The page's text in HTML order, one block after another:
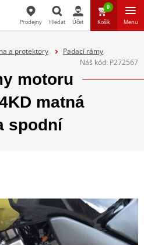
Hledat
Prodejny Hledat Účet
0
Košík Menu
a protektory
Padací rámy
Náš kód: P272567
motoru
matná
spodní